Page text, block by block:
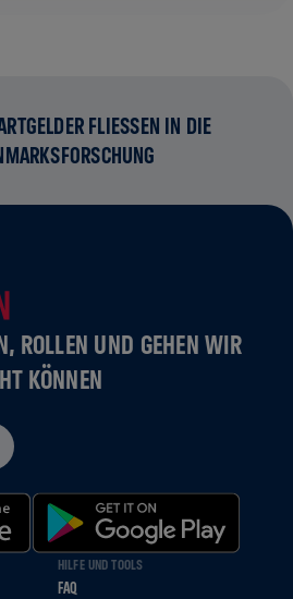
FLIESSEN IN DIE R
ROLLEN UND GEHEN WIR
KÖNNEN
HILFE UND TOOLS
FAQ